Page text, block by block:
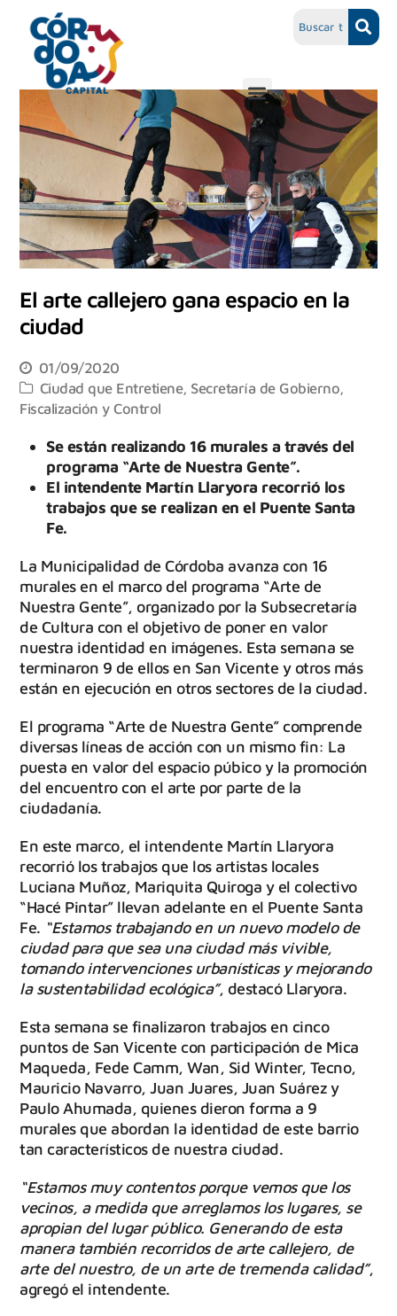
El arte callejero gana espacio en la
ciudad
01/09/2020
Ciudad que Entretiene, Secretaría de Gobierno,
Fiscalización y Control
Se están realizando 16 murales a través del
programa “Arte de Nuestra Gente”.
El intendente Martín Llaryora recorrió los
trabajos que se realizan en el Puente Santa
Fe.
La Municipalidad de Córdoba avanza con 16
murales en el marco del programa “Arte de
Nuestra Gente”, organizado por la Subsecretaría
de Cultura con el objetivo de poner en valor
nuestra identidad en imágenes. Esta semana se
terminaron 9 de ellos en San Vicente y otros más
están en ejecución en otros sectores de la ciudad.
El programa “Arte de Nuestra Gente” comprende
diversas líneas de acción con un mismo fin: La
puesta en valor del espacio púbico y la promoción
del encuentro con el arte por parte de la
ciudadanía.
En este marco, el intendente Martín Llaryora
recorrió los trabajos que los artistas locales
Luciana Muñoz, Mariquita Quiroga y el colectivo
“Hacé Pintar” llevan adelante en el Puente Santa
Fe. “Estamos trabajando en un nuevo modelo de
ciudad para que sea una ciudad más vivible,
tomando intervenciones urbanísticas y mejorando
la sustentabilidad ecológica”, destacó Llaryora.
Esta semana se finalizaron trabajos en cinco
puntos de San Vicente con participación de Mica
Maqueda, Fede Camm, Wan, Sid Winter, Tecno,
Mauricio Navarro, Juan Juares, Juan Suárez y
Paulo Ahumada, quienes dieron forma a 9
murales que abordan la identidad de este barrio
tan característicos de nuestra ciudad.
“Estamos muy contentos porque vemos que los
vecinos, a medida que arreglamos los lugares, se
apropian del lugar público. Generando de esta
manera también recorridos de arte callejero, de
arte del nuestro, de un arte de tremenda calidad”,
agregó el intendente.